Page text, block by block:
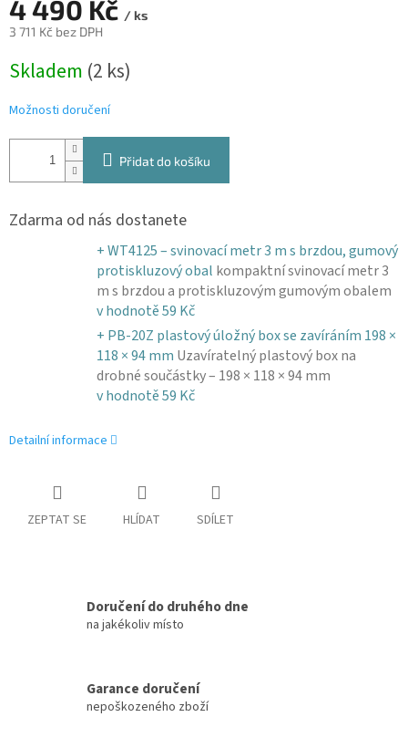
4 490 Kč / ks
3 711 Kč bez DPH
cena:
Skladem (2 ks)
Možnosti doručení
Přidat do košíku
Zdarma od nás dostanete
+ WT4125 – svinovací metr 3 m s brzdou, gumový
protiskluzový obal kompaktní svinovací metr 3
m s brzdou a protiskluzovým gumovým obalem
v hodnotě 59 Kč
+ PB-20Z plastový úložný box se zavíráním 198 ×
118 × 94 mm Uzavíratelný plastový box na
drobné součástky – 198 × 118 × 94 mm
v hodnotě 59 Kč
Detailní informace
ZEPTAT SE HLÍDAT SDÍLET
Doručení do druhého dne
na jakékoliv místo
Garance doručení
nepoškozeného zboží